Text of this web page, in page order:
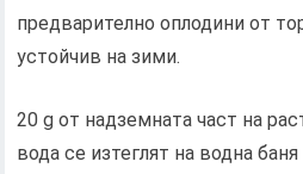
предварително оплодини от
устойчив на зими.
20 g от надземната част на
вода се изтеглят на водна